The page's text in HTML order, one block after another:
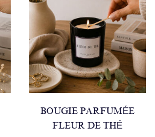
BOUGIE PARFUMÉE
FLEUR DE THÉ